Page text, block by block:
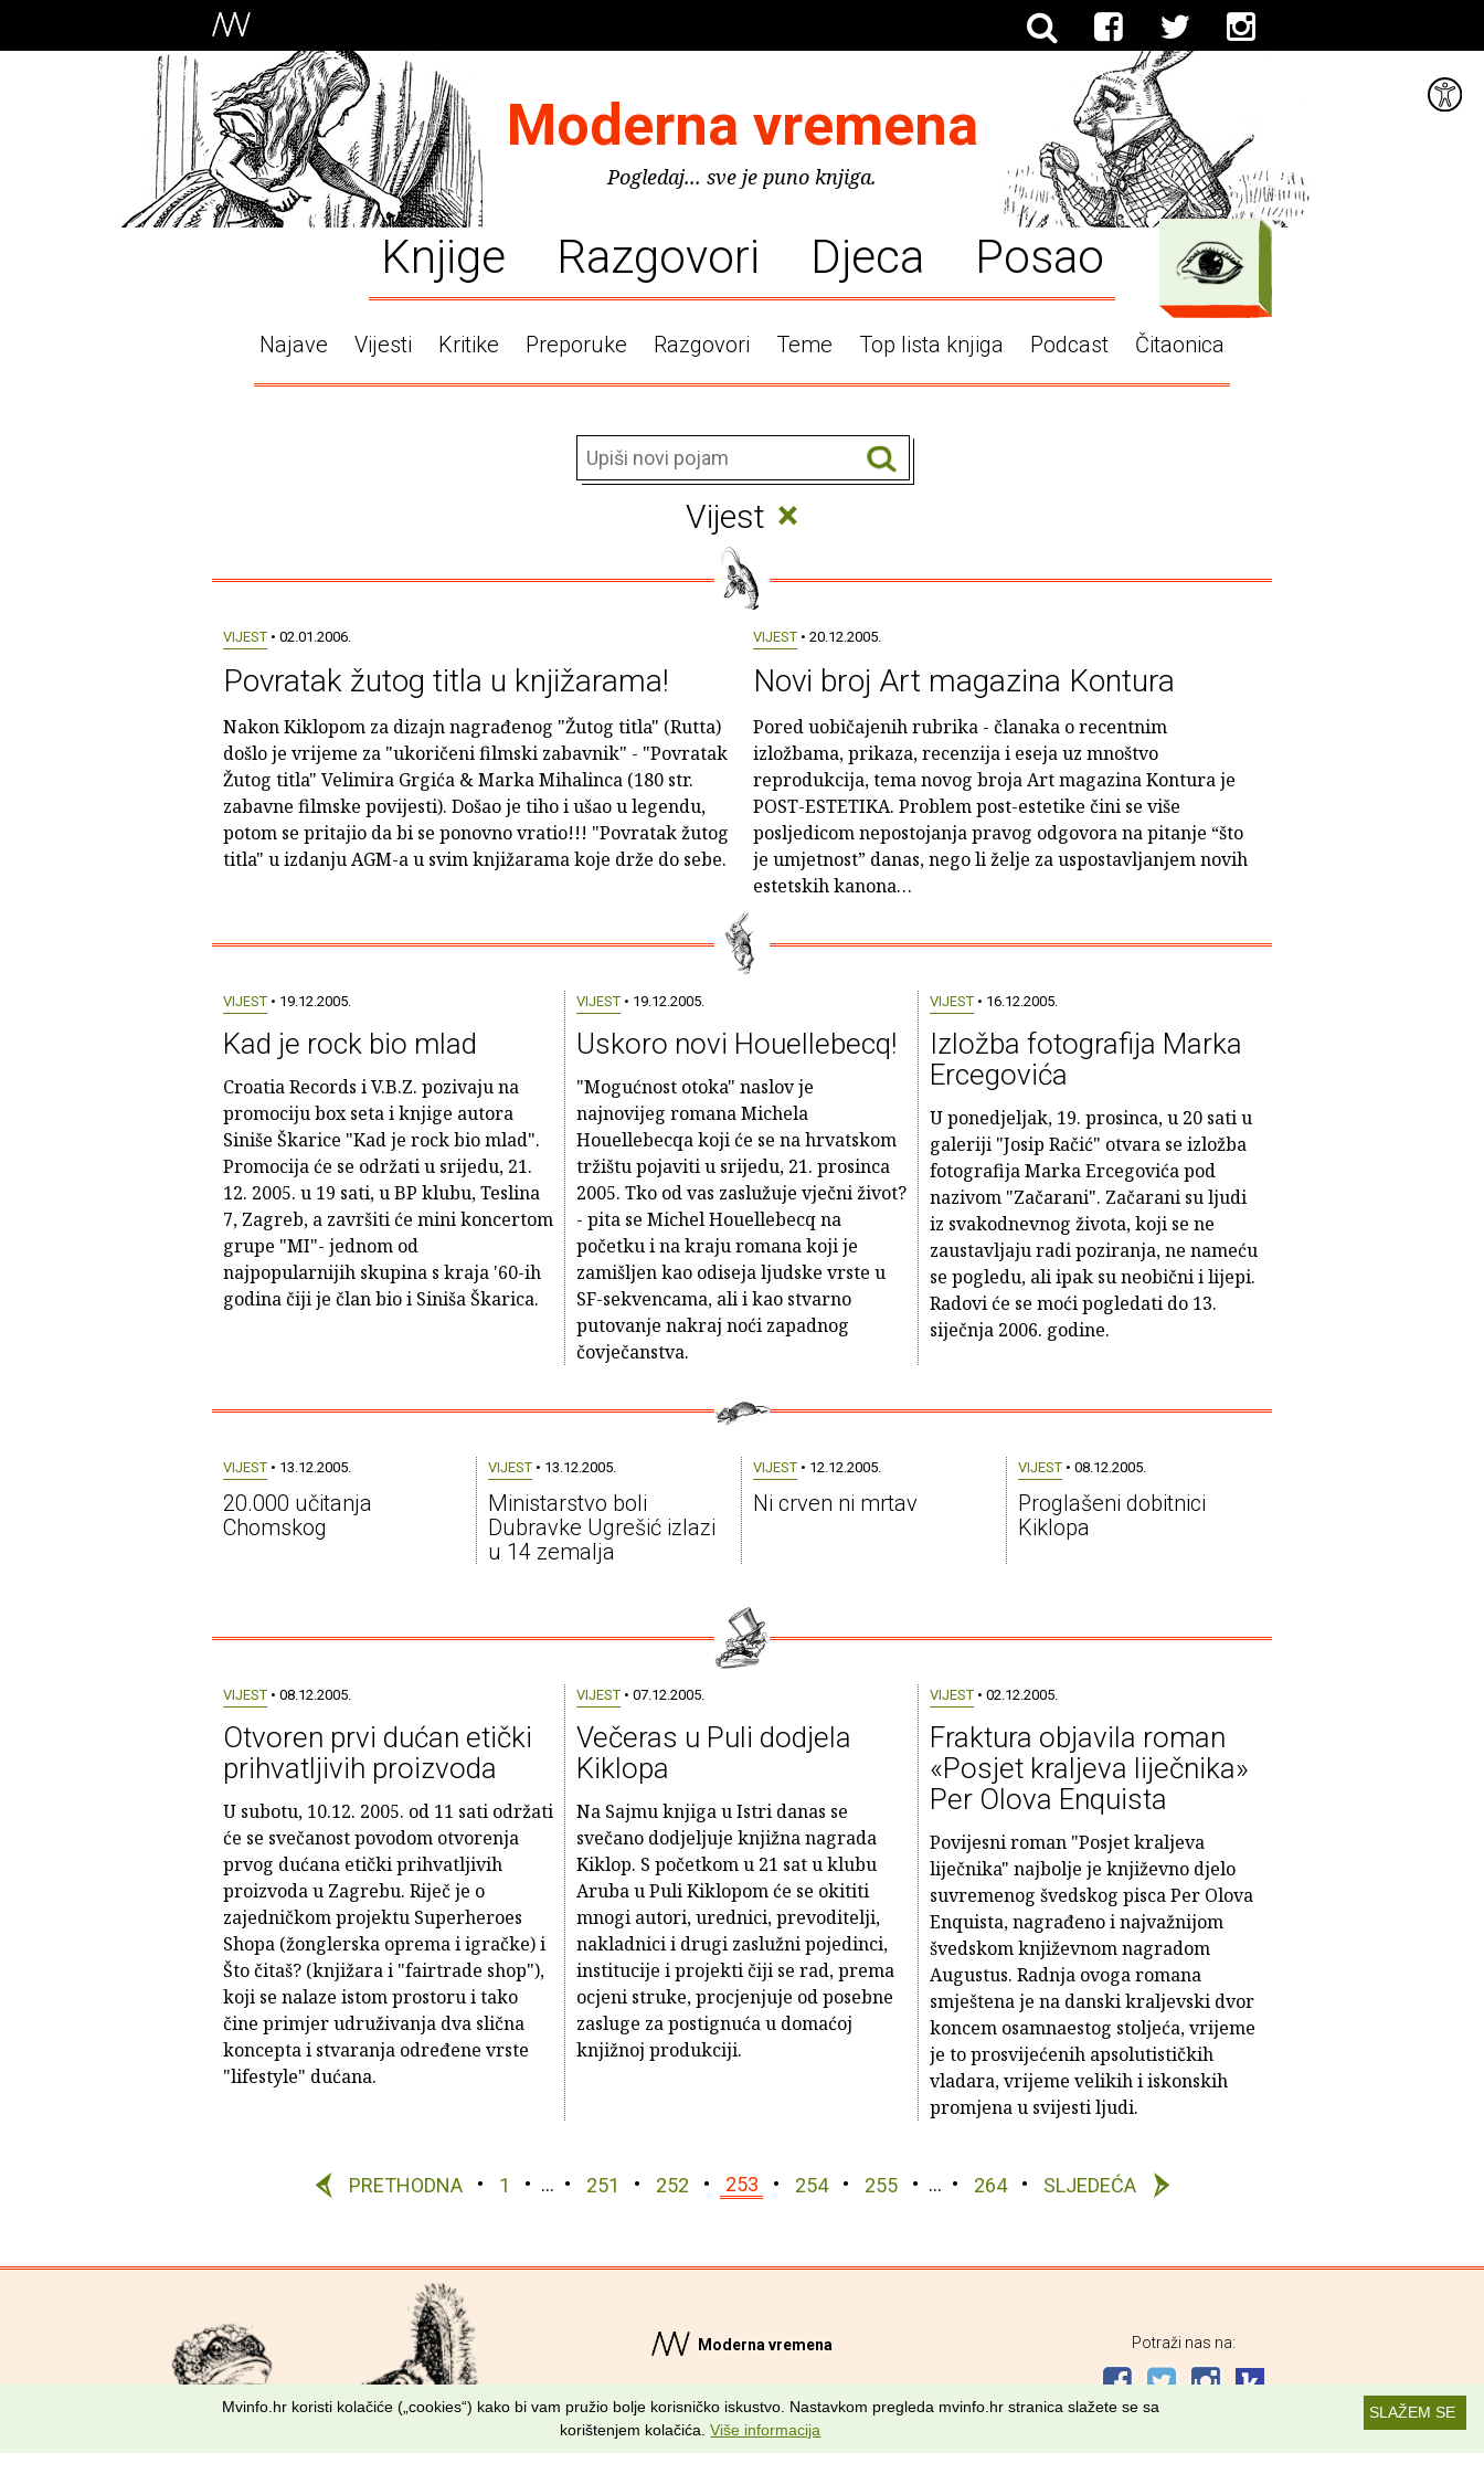
Moderna vremena
Pogledaj... sve je puno knjiga.
Knjige Razgovori Djeca Posao
Najave Vijesti Kritike Preporuke Razgovori Teme Top lista knjiga Podcast Čitaonica
Vijest ×
VIJEST• 02.01.2006.
Povratak žutog titla u knjižarama!
Nakon Kiklopom za dizajn nagrađenog "Žutog titla" (Rutta)
došlo je vrijeme za "ukoričeni filmski zabavnik" - "Povratak
Žutog titla" Velimira Grgića & Marka Mihalinca (180 str.
zabavne filmske povijesti). Došao je tiho i ušao u legendu,
potom se pritajio da bi se ponovno vratio!!! "Povratak žutog
titla" u izdanju AGM-a u svim knjižarama koje drže do sebe.
VIJEST• 20.12.2005.
Novi broj Art magazina Kontura
Pored uobičajenih rubrika - članaka o recentnim
izložbama, prikaza, recenzija i eseja uz mnoštvo
reprodukcija, tema novog broja Art magazina Kontura je
POST-ESTETIKA. Problem post-estetike čini se više
posljedicom nepostojanja pravog odgovora na pitanje “što
je umjetnost” danas, nego li želje za uspostavljanjem novih
estetskih kanona…
VIJEST• 19.12.2005.
Kad je rock bio mlad
Croatia Records i V.B.Z. pozivaju na
promociju box seta i knjige autora
Siniše Škarice "Kad je rock bio mlad".
Promocija će se održati u srijedu, 21.
12. 2005. u 19 sati, u BP klubu, Teslina
7, Zagreb, a završiti će mini koncertom
grupe "MI"- jednom od
najpopularnijih skupina s kraja '60-ih
godina čiji je član bio i Siniša Škarica.
VIJEST• 19.12.2005.
Uskoro novi Houellebecq!
"Mogućnost otoka" naslov je
najnovijeg romana Michela
Houellebecqa koji će se na hrvatskom
tržištu pojaviti u srijedu, 21. prosinca
2005. Tko od vas zaslužuje vječni život?
- pita se Michel Houellebecq na
početku i na kraju romana koji je
zamišljen kao odiseja ljudske vrste u
SF-sekvencama, ali i kao stvarno
putovanje nakraj noći zapadnog
čovječanstva.
VIJEST• 16.12.2005.
Izložba fotografija Marka
Ercegovića
U ponedjeljak, 19. prosinca, u 20 sati u
galeriji "Josip Račić" otvara se izložba
fotografija Marka Ercegovića pod
nazivom "Začarani". Začarani su ljudi
iz svakodnevnog života, koji se ne
zaustavljaju radi poziranja, ne nameću
se pogledu, ali ipak su neobični i lijepi.
Radovi će se moći pogledati do 13.
siječnja 2006. godine.
VIJEST• 13.12.2005.
20.000 učitanja
Chomskog
VIJEST• 13.12.2005.
Ministarstvo boli
Dubravke Ugrešić izlazi
u 14 zemalja
VIJEST• 12.12.2005.
Ni crven ni mrtav
VIJEST• 08.12.2005.
Proglašeni dobitnici
Kiklopa
VIJEST• 08.12.2005.
Otvoren prvi dućan etički
prihvatljivih proizvoda
U subotu, 10.12. 2005. od 11 sati održati
će se svečanost povodom otvorenja
prvog dućana etički prihvatljivih
proizvoda u Zagrebu. Riječ je o
zajedničkom projektu Superheroes
Shopa (žonglerska oprema i igračke) i
Što čitaš? (knjižara i "fairtrade shop"),
koji se nalaze istom prostoru i tako
čine primjer udruživanja dva slična
koncepta i stvaranja određene vrste
"lifestyle" dućana.
VIJEST• 07.12.2005.
Večeras u Puli dodjela
Kiklopa
Na Sajmu knjiga u Istri danas se
svečano dodjeljuje knjižna nagrada
Kiklop. S početkom u 21 sat u klubu
Aruba u Puli Kiklopom će se okititi
mnogi autori, urednici, prevoditelji,
nakladnici i drugi zaslužni pojedinci,
institucije i projekti čiji se rad, prema
ocjeni struke, procjenjuje od posebne
zasluge za postignuća u domaćoj
knjižnoj produkciji.
VIJEST• 02.12.2005.
Fraktura objavila roman
«Posjet kraljeva liječnika»
Per Olova Enquista
Povijesni roman "Posjet kraljeva
liječnika" najbolje je književno djelo
suvremenog švedskog pisca Per Olova
Enquista, nagrađeno i najvažnijom
švedskom književnom nagradom
Augustus. Radnja ovoga romana
smještena je na danski kraljevski dvor
koncem osamnaestog stoljeća, vrijeme
je to prosvijećenih apsolutističkih
vladara, vrijeme velikih i iskonskih
promjena u svijesti ljudi.
PRETHODNA 1 … 251 252 253 254 255 … 264 SLJEDEĆA
Moderna vremena
Sva prava pridržana © MV Info d.o.o. 2026. • Kriv je
Potraži nas na:
SLAŽEM SE
Mvinfo.hr koristi kolačiće („cookies“) kako bi vam pružio bolje korisničko iskustvo. Nastavkom pregleda mvinfo.hr stranica slažete se sa
korištenjem kolačića.Više informacija